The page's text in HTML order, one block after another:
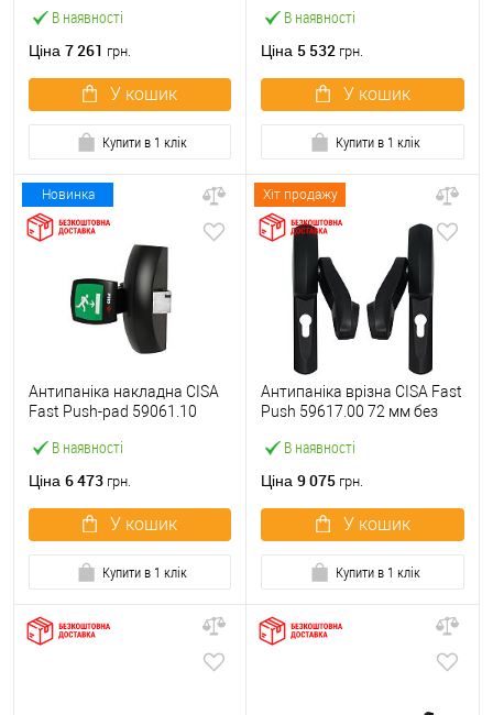
В наявності
штанги
Ціна 7 261 грн.
У кошик
Купити в 1 клік
В наявності
штанги
Ціна 5 532 грн.
У кошик
Купити в 1 клік
Новинка
В наявності
Антипаніка накладна CISA
Fast Push-pad 59061.10
Ціна 6 473 грн.
У кошик
Купити в 1 клік
Хіт продажу
В наявності
Антипаніка врізна CISA Fast
Push 59617.00 72 мм без
Ціна 9 075 грн.
У кошик
Купити в 1 клік